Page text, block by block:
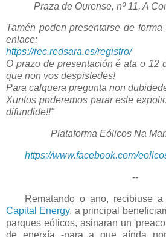
Praza de Ourense, nº 11, A
Tamén poden presentarse de
enlace:
https://rec.redsara.es/registro/
O prazo de presentación é ata o 12
que non vos despistedes!
Para calquera pregunta non
Xuntos poderemos parar este
difundide!!"
Plataforma Eólicos Na
https://www.facebook.com/
--
Rematando o ano, recibiuse
Capital Energy, a principal
parques eólicos, asinaran un
de enerxía -para a que aínda